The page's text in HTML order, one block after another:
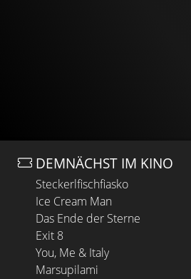
DEMNÄCHST IM KINO
Steckerlfischfiasko
Ice Cream Man
Das Ende der Sterne
Exit 8
You, Me & Italy
Marsupilami